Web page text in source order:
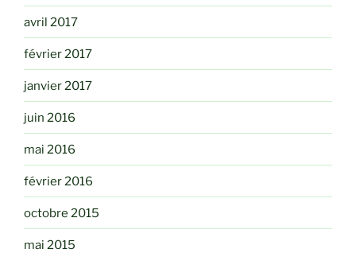
avril 2017
février 2017
janvier 2017
juin 2016
mai 2016
février 2016
octobre 2015
mai 2015